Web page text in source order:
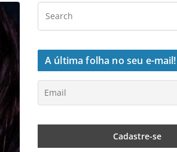
A última folha no seu e-mail!